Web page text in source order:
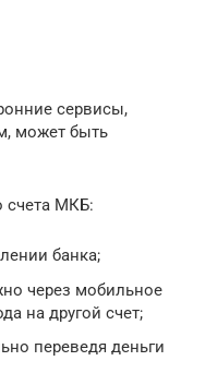
сервисы,
может быть
счета МКБ:
банка;
через мобильное
на другой счет;
переведя деньги